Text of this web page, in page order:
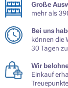
Große
mehr als
Bei uns
können die
30 Tagen
Wir
Einkauf